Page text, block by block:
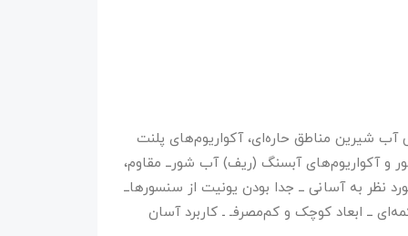
آب شیرین مناطق حاره‌ای، آکواریوم‌های پلنت
و آکواریوم‌های آبسنگ (ریف) آب شورــ مقاوم،
نظر به آسانی ــ جدا بودن یونیت از سنسورهاــ
ــ ابعاد کوچک و کم‌مصرفـ ـ کاربرد آسان